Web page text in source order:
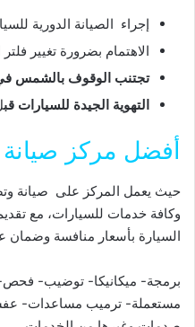
إجراء الصيانة الدورية
الاهتمام بضرورة تغيير
تجتنب الوقوف بالشمس
التهوية الجيدة للسيارات قب
أفضل مركز
حيث يعمل المركز على صيانة
وكافة خدمات للسيارات، مع
السيارة بأسعار منافسة وضمان
برمجة- ميكانيكا- توضيب-
مستعملة- ترميب مساعدات-